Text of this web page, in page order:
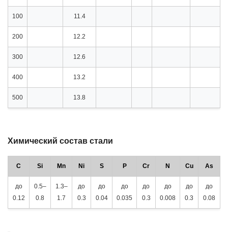
100 11.4
200 12.2
300 12.6
400 13.2
500 13.8
Химический состав стали
C Si Mn Ni S P Cr N Cu As
до
0.12
0.5–
0.8
1.3–
1.7
до
0.3
до
0.04
до
0.035
до
0.3
до
0.008
до
0.3
до
0.08